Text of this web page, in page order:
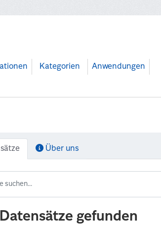
Kategorien Anwendungen
Über uns
gefunden